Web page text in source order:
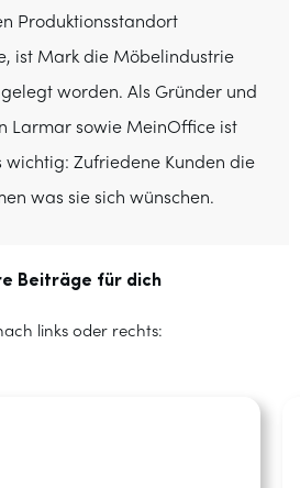
Produktionsstandort
ist Mark die Möbelindustrie
worden. Als Gründer und
Larmar sowie MeinOffice ist
wichtig: Zufriedene Kunden die
was sie sich wünschen.
Beiträge für dich
links oder rechts: